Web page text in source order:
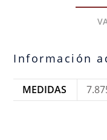
Información
MEDIDAS